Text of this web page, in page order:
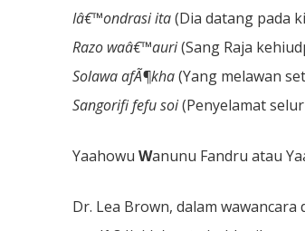
Iâ€™ondrasi ita(Dia datang pada
Razo waâ€™auri(Sang Raja
Solawa afÃ¶kha(Yang melawan
Sangorifi fefu soi(Penyelamat
Yaahowu Wanunu Fandru atau
Dr. Lea Brown, dalam